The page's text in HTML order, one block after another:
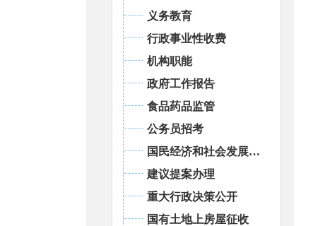
义务教育
行政事业性收费
机构职能
政府工作报告
食品药品监管
公务员招考
国民经济和社会发展统计信息
建议提案办理
重大行政决策公开
国有土地上房屋征收